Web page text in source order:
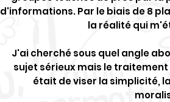
d'informations. Par le biais de 8
la réalité qui
J'ai cherché sous quel angle
sujet sérieux mais le
était de viser la simplicité,